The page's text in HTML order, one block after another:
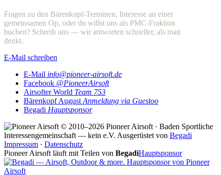
Fragen zu den Bärenkopf-Terminen, Interesse an einer
gemeinsamen Op, oder du willst uns als PMC-Fraktion
buchen? Schreib uns — wir antworten schneller, als man
denkt.
E-Mail schreiben
E-Mail info@pioneer-airsoft.de
Facebook @PioneerAirsoft
Airsofter World Team 753
Bärenkopf August Anmeldung via Guestoo
Begadi Hauptsponsor
© 2010–2026 Pioneer Airsoft · Baden Sportliche
Interessengemeinschaft — kein e.V. Ausgerüstet von Begadi
Impressum · Datenschutz
Pioneer Airsoft läuft mit Teilen von BegadiHauptsponsor